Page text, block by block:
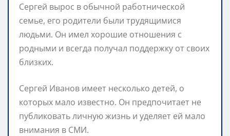
Сергей вырос в обычной работнической
семье, его родители были трудящимися
людьми. Он имел хорошие отношения с
родными и всегда получал поддержку от своих
близких.
Сергей Иванов имеет несколько детей, о
которых мало известно. Он предпочитает не
публиковать личную жизнь и уделяет ей мало
внимания в СМИ.